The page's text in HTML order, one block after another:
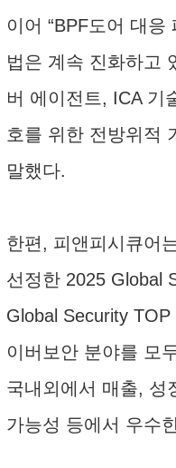
이어 “BPF도어 대응
법은 계속 진화하고
버 에이전트, ICA 기
호를 위한 전방위적
말했다.
한편, 피앤피시큐어
선정한 2025 Global
Global Security
이버보안 분야를 모
국내외에서 매출, 성
가능성 등에서 우수